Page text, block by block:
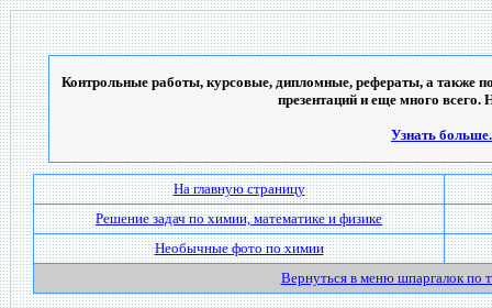
Контрольные работы, курсовые, дипломные, рефераты, а также
презентаций и еще много всего.
Узнать
На главную страницу
Решение задач по химии, математике и физике
Необычные фото по химии
Вернуться в меню шпаргалок по